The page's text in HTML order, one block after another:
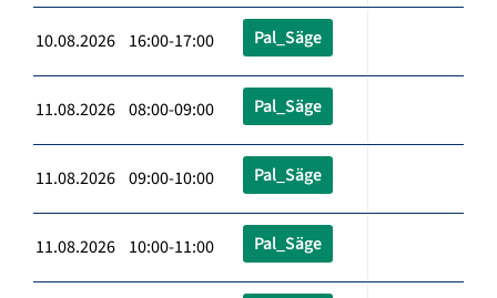
10.08.2026 16:00-17:00 Pal_Säge
11.08.2026 08:00-09:00 Pal_Säge
11.08.2026 09:00-10:00 Pal_Säge
11.08.2026 10:00-11:00 Pal_Säge